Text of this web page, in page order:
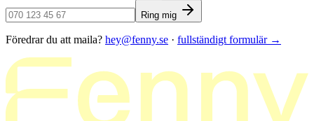
Ring mig
Föredrar du att maila? hey@fenny.se · fullständigt formulär→